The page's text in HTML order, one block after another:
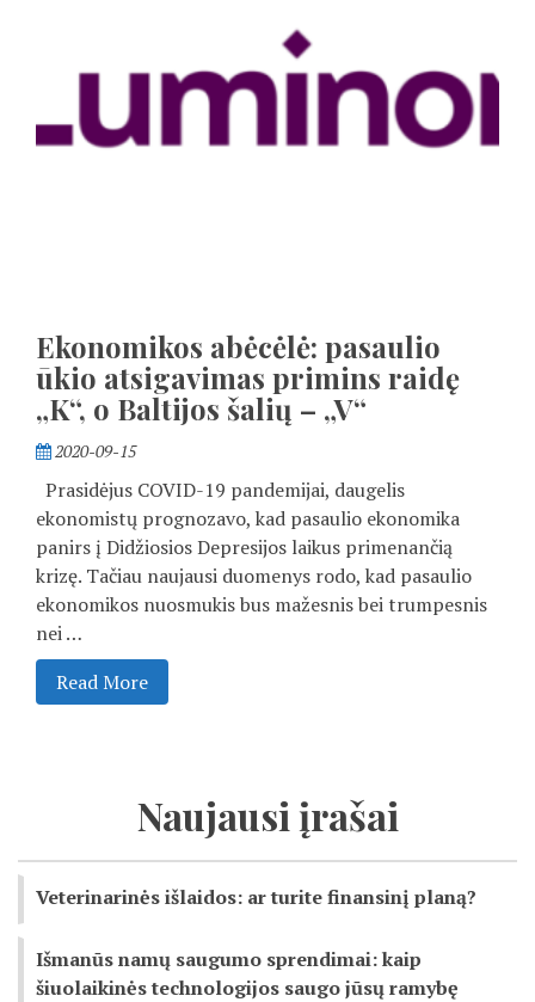
Ekonomikos abėcėlė: pasaulio
ūkio atsigavimas primins raidę
„K“, o Baltijos šalių – „V“
2020-09-15
Prasidėjus COVID-19 pandemijai, daugelis
ekonomistų prognozavo, kad pasaulio ekonomika
panirs į Didžiosios Depresijos laikus primenančią
krizę. Tačiau naujausi duomenys rodo, kad pasaulio
ekonomikos nuosmukis bus mažesnis bei trumpesnis
nei …
Read More
Naujausi įrašai
Veterinarinės išlaidos: ar turite finansinį planą?
Išmanūs namų saugumo sprendimai: kaip
šiuolaikinės technologijos saugo jūsų ramybę